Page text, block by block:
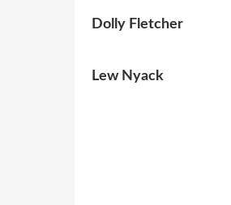
Dolly Fletcher
Lew Nyack